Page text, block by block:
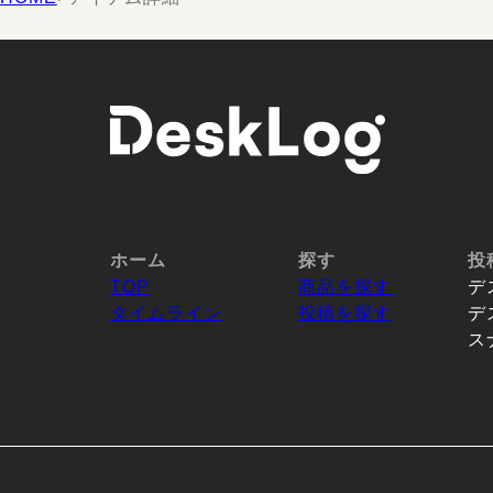
ホーム
TOP
タイムライン
探す
商品を探す
投稿を探す
投
デ
デ
ス